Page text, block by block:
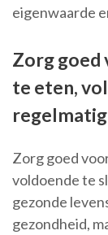
eigenwaarde
Zorg goed
te eten,
Zorg goed
voldoende te
gezonde
gezondheid,